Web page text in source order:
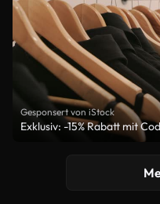
Gesponsert von iStock
Exklusiv: -15% Rabatt mit